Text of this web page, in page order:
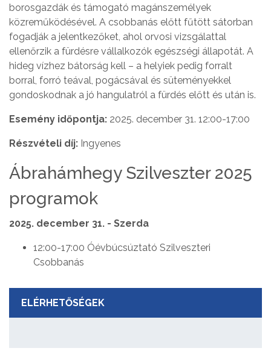
borosgazdák és támogató magánszemélyek
közreműködésével. A csobbanás előtt fűtött sátorban
fogadják a jelentkezőket, ahol orvosi vizsgálattal
ellenőrzik a fürdésre vállalkozók egészségi állapotát. A
hideg vízhez bátorság kell – a helyiek pedig forralt
borral, forró teával, pogácsával és süteményekkel
gondoskodnak a jó hangulatról a fürdés előtt és után is.
Esemény időpontja: 2025. december 31. 12:00-17:00
Részvételi díj: Ingyenes
Ábrahámhegy Szilveszter 2025
programok
2025. december 31. - Szerda
12:00-17:00 Óévbúcsúztató Szilveszteri
Csobbanás
ELÉRHETŐSÉGEK